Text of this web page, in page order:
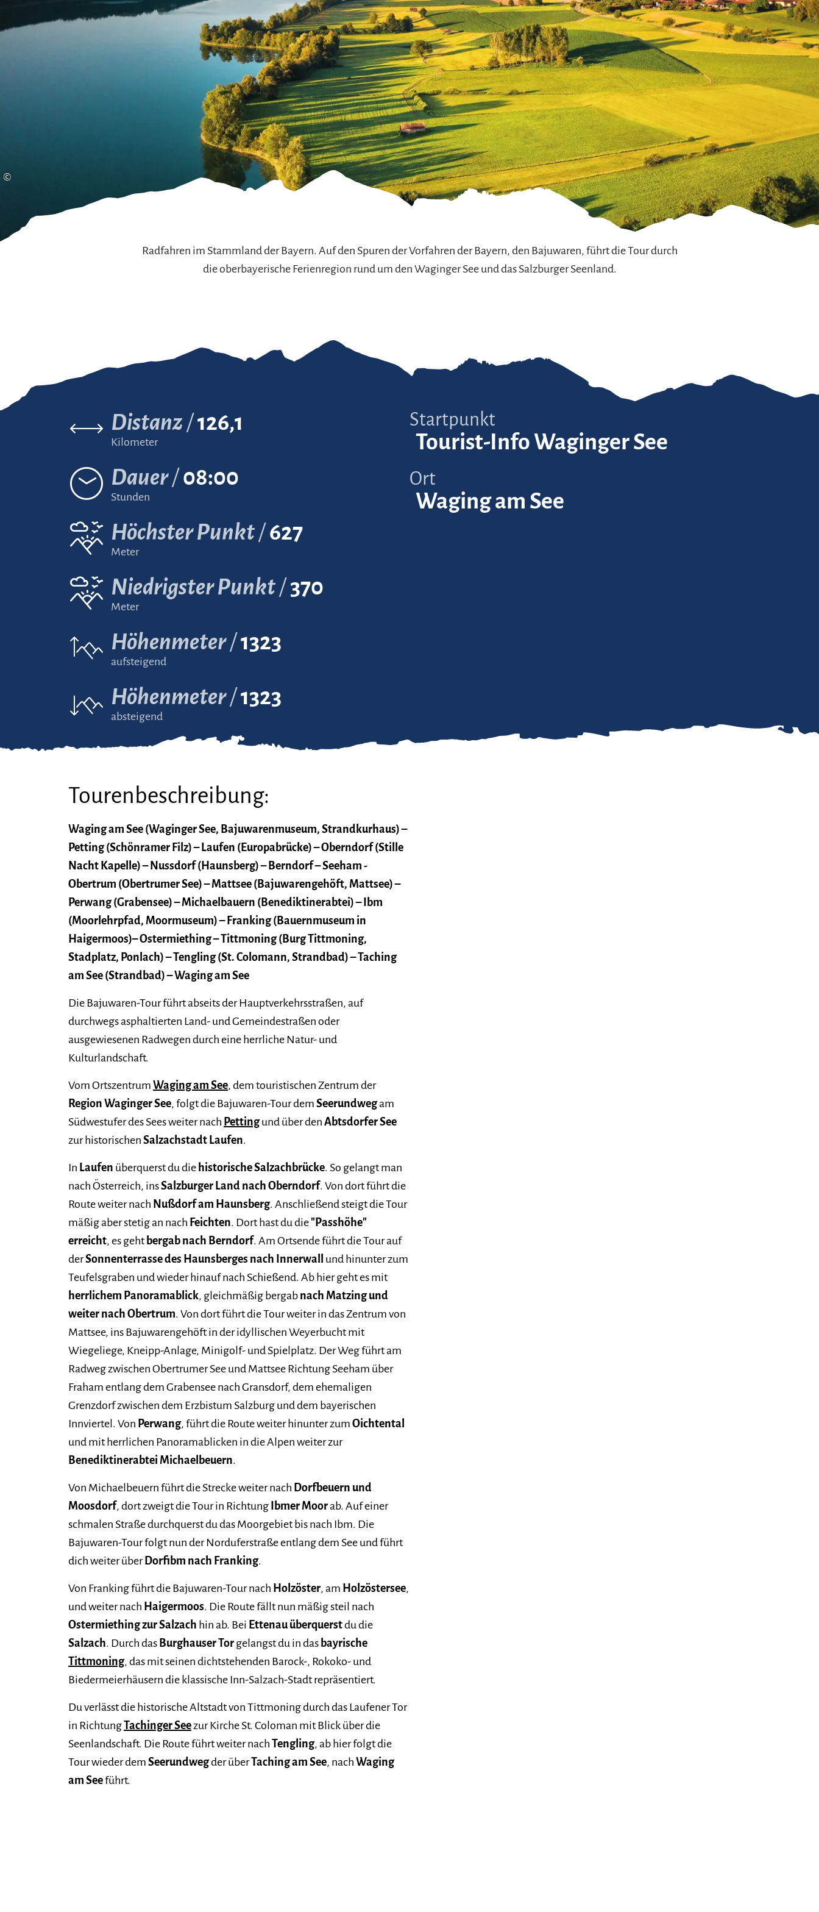
Gleitschirmfliegen &
Interaktive Vollbildkarte
Barrierefreiheit im
Chiemgau
Chiemgau G'schichten
©
Radfahren im Stammland der Bayern. Auf den Spuren der Vorfahren der Bayern, den Bajuwaren, führt die Tour durch
die oberbayerische Ferienregion rund um den Waginger See und das Salzburger Seenland.
Startpunkt
Tourist-Info Waginger See
Ort
Waging am See
Distanz 126,1
Kilometer
Dauer 08:00
Stunden
Höchster Punkt 627
Meter
Niedrigster Punkt 370
Meter
Höhenmeter 1323
aufsteigend
Höhenmeter 1323
absteigend
Tourenbeschreibung:
Waging am See (Waginger See, Bajuwarenmuseum, Strandkurhaus) –
Petting (Schönramer Filz) – Laufen (Europabrücke) – Oberndorf (Stille
Nacht Kapelle) – Nussdorf (Haunsberg) – Berndorf – Seeham -
Obertrum (Obertrumer See) – Mattsee (Bajuwarengehöft, Mattsee) –
Perwang (Grabensee) – Michaelbauern (Benediktinerabtei) – Ibm
(Moorlehrpfad, Moormuseum) – Franking (Bauernmuseum in
Haigermoos)– Ostermiething – Tittmoning (Burg Tittmoning,
Stadplatz, Ponlach) – Tengling (St. Colomann, Strandbad) – Taching
am See (Strandbad) – Waging am See
Die Bajuwaren-Tour führt abseits der Hauptverkehrsstraßen, auf
durchwegs asphaltierten Land- und Gemeindestraßen oder
ausgewiesenen Radwegen durch eine herrliche Natur- und
Kulturlandschaft.
Vom Ortszentrum Waging am See, dem touristischen Zentrum der
Region Waginger See, folgt die Bajuwaren-Tour dem Seerundwegam
Südwestufer des Sees weiter nach Pettingund über den Abtsdorfer See
zur historischen Salzachstadt Laufen.
In Laufen überquerst du diehistorische Salzachbrücke. So gelangt man
nach Österreich, insSalzburger Land nach Oberndorf. Von dort führt die
Route weiter nach Nußdorf am Haunsberg. Anschließend steigt die Tour
mäßig aber stetig an nach Feichten. Dort hast du die "Passhöhe"
erreicht, es geht bergab nach Berndorf. Am Ortsende führt die Tour auf
derSonnenterrasse des Haunsberges nach Innerwall und hinunter zum
Teufelsgraben und wieder hinauf nach Schießend. Ab hier geht es mit
herrlichem Panoramablick, gleichmäßig bergab nach Matzing und
weiter nach Obertrum. Von dort führt die Tour weiter in das Zentrum von
Mattsee, ins Bajuwarengehöft in der idyllischen Weyerbucht mit
Wiegeliege, Kneipp-Anlage, Minigolf- und Spielplatz. Der Weg führt am
Radweg zwischen Obertrumer See und Mattsee Richtung Seeham über
Fraham entlang dem Grabensee nach Gransdorf, dem ehemaligen
Grenzdorf zwischen dem Erzbistum Salzburg und dem bayerischen
Innviertel. Von Perwang, führt die Route weiter hinunter zum Oichtental
und mit herrlichen Panoramablicken in die Alpen weiter zur
Benediktinerabtei Michaelbeuern.
Von Michaelbeuern führt die Strecke weiter nach Dorfbeuern und
Moosdorf, dort zweigt die Tour in Richtung Ibmer Moorab. Auf einer
schmalen Straße durchquerst du das Moorgebiet bis nach Ibm. Die
Bajuwaren-Tour folgt nun der Norduferstraße entlang dem See und führt
dich weiter überDorfibm nach Franking.
Von Franking führt die Bajuwaren-Tour nach Holzöster, am Holzöstersee,
und weiter nach Haigermoos. Die Route fällt nun mäßig steil nach
Ostermiething zur Salzach hin ab. Bei Ettenau überquerstdu die
Salzach. Durch das Burghauser Torgelangst du in dasbayrische
Tittmoning, das mit seinen dichtstehenden Barock-, Rokoko- und
Biedermeierhäusern die klassische Inn-Salzach-Stadt repräsentiert.
Du verlässt die historische Altstadt von Tittmoning durch das Laufener Tor
in RichtungTachinger Seezur Kirche St. Coloman mit Blick über die
Seenlandschaft. Die Route führt weiter nach Tengling, ab hier folgt die
Tour wieder dem Seerundwegder überTaching am See, nach Waging
am Seeführt.